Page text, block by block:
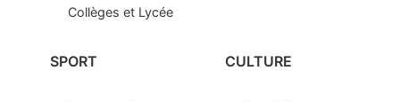
Collèges et Lycée
SPORT CULTURE